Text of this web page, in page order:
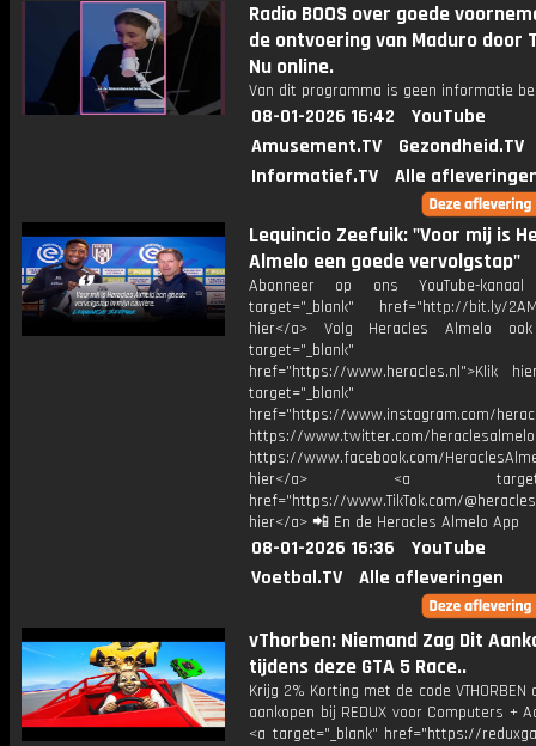
Radio BOOS over goede
de ontvoering van Maduro door
Nu online.
Van dit programma is geen informatie
08-01-2026 16:42
YouTube
Amusement.TV
Gezondheid.TV
Informatief.TV
Alle
Lequincio Zeefuik: "Voor mij is
Almelo een goede vervolgstap"
Abonneer op ons YouTube-
target="_blank" href="http://bit.ly/
hier</a> Volg Heracles Almelo
target="_blank"
href="https://www.heracles.nl">Klik
target="_blank"
href="https://www.instagram.com/
https://www.twitter.com/heraclesalmelo
https://www.facebook.com/
hier</a> <a
href="https://www.TikTok.com/
hier</a> 📲 En de Heracles Almelo App
08-01-2026 16:36
YouTube
Voetbal.TV
Alle afleveringen
vThorben: Niemand Zag Dit
tijdens deze GTA 5 Race..
Krijg 2% Korting met de code VTHORBEN
aankopen bij REDUX voor Computers +
<a target="_blank" href="https://